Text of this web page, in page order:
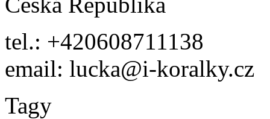
tel.: +420608711138
email: lucka@i-koralky.cz
Tagy